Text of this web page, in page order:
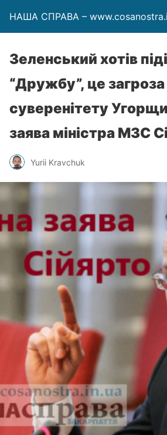
НАША СПРАВА –
Зеленський хотів
“Дружбу”, це загроза
суверенітету
заява міністра МЗС
Yurii Kravchuk